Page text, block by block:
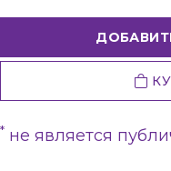
* не является